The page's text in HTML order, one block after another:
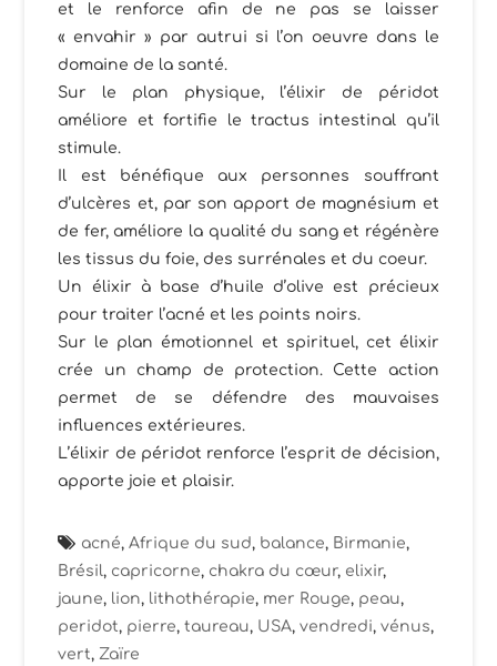
et le renforce afin de ne pas se laisser
« envahir » par autrui si l’on oeuvre dans le
domaine de la santé.
Sur le plan physique, l’élixir de péridot
améliore et fortifie le tractus intestinal qu’il
stimule.
Il est bénéfique aux personnes souffrant
d’ulcères et, par son apport de magnésium et
de fer, améliore la qualité du sang et régénère
les tissus du foie, des surrénales et du coeur.
Un élixir à base d’huile d’olive est précieux
pour traiter l’acné et les points noirs.
Sur le plan émotionnel et spirituel, cet élixir
crée un champ de protection. Cette action
permet de se défendre des mauvaises
influences extérieures.
L’élixir de péridot renforce l’esprit de décision,
apporte joie et plaisir.
acné,Afrique du sud, balance, Birmanie,
Brésil, capricorne, chakra du cœur, elixir,
jaune, lion, lithothérapie, mer Rouge, peau,
peridot, pierre,taureau, USA,vendredi,vénus,
vert,Zaïre